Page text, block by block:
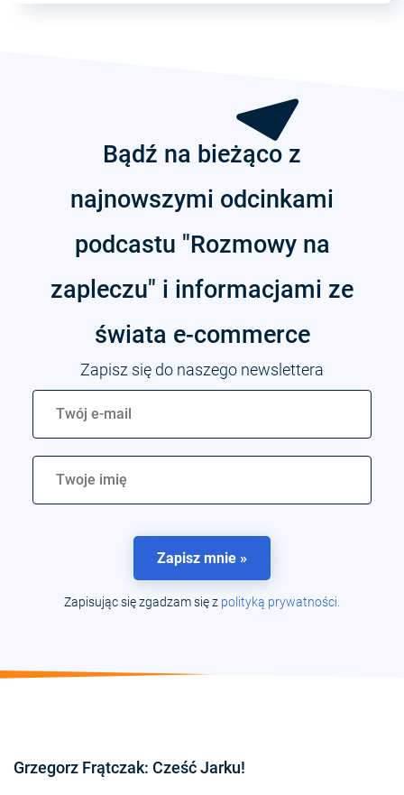
Bądź na bieżąco z
najnowszymi odcinkami
podcastu "Rozmowy na
zapleczu" i informacjami ze
świata e-commerce
Zapisz się do naszego newslettera
Zapisz mnie »
Zapisując się zgadzam się z polityką prywatności.
Grzegorz Frątczak: Cześć Jarku!